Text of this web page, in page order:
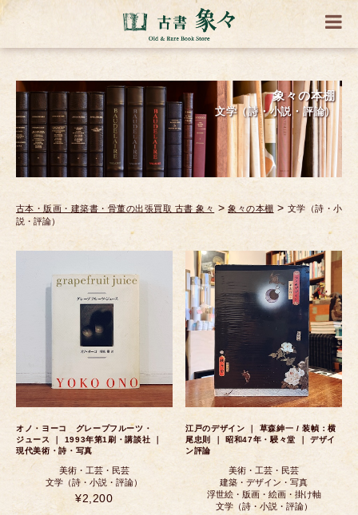
象々の本棚
文学（詩・小説・評論）
古本・版画・建築書・骨董の出張買取 古書 象々 >象々の本棚 > 文学（詩・小
説・評論）
オノ・ヨーコ グレープフルーツ・
ジュース ｜ 1993年第1刷・講談社 ｜
現代美術・詩・写真
美術・工芸・民芸
文学（詩・小説・評論）
¥2,200
江戸のデザイン ｜ 草森紳一 / 装幀：横
尾忠則 ｜ 昭和47年・駸々堂 ｜ デザイ
ン評論
美術・工芸・民芸
建築・デザイン・写真
浮世絵・版画・絵画・掛け軸
文学（詩・小説・評論）